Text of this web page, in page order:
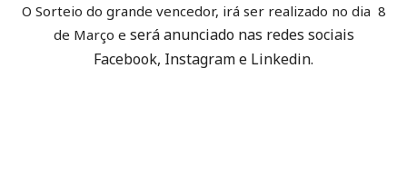
O Sorteio do grande vencedor, irá ser realizado no dia 8
de Março e será anunciado nas redes sociais
Facebook, Instagram e Linkedin.